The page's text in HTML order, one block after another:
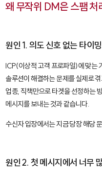
왜 무작위 DM은 스팸 처
원인 1. 의도 신호 없는 타이밍
ICP(이상적 고객 프로파일)에 맞는
솔루션이 해결하는 문제를 실제로
업종, 직책만으로 타겟을 선정하는
메시지를 보내는 것과 같습니다.
수신자 입장에서는 지금 당장 해당
원인 2. 첫 메시지에서 너무